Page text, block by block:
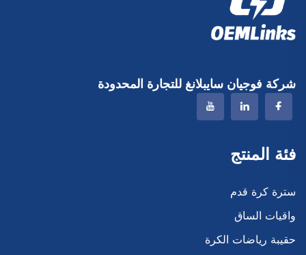
شركة فوجيان سايبلانغ للتجارة المحدودة
فئة المنتج
سترة كرة قدم
واقيات الساق
حقيبة رياضات الكرة